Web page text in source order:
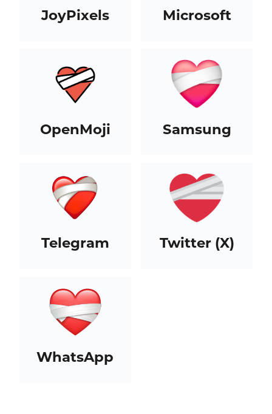
JoyPixels Microsoft
OpenMoji Samsung
Telegram Twitter (X)
WhatsApp